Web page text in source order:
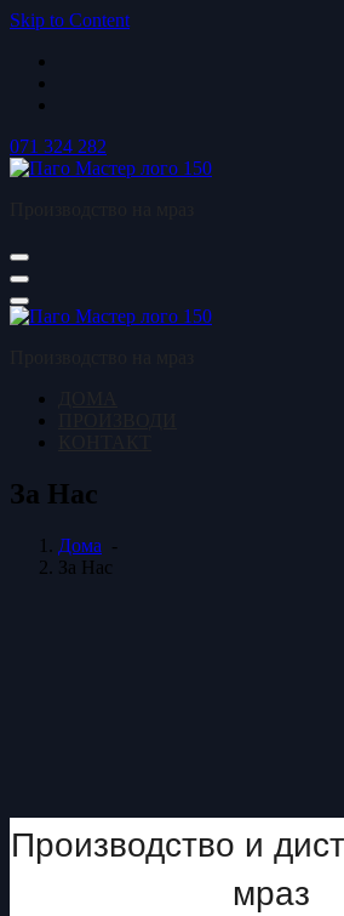
Skip to Content
071 324 282
За Нас
Дома -
За Нас
Производство и
мраз